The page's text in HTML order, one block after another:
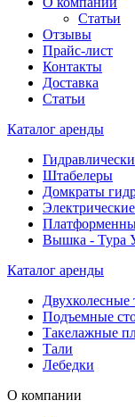
Статьи
Отзывы
Прайс-лист
Контакты
Доставка
Статьи
Каталог аренды
Штабелеры
Домкраты
Вышка - Тура
Каталог аренды
Двухколесные
Подъемные
Такелажные
Тали
Лебедки
О компании